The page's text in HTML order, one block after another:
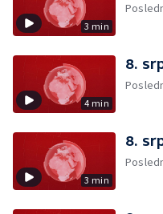
3 min
4 min
8.
3 min
8.